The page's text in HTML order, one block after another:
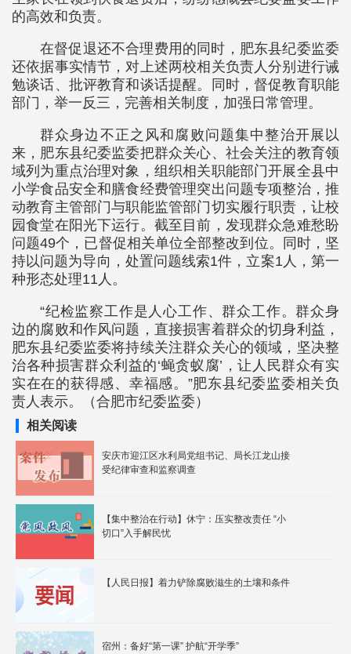
的高效和负责。
在督促退还不合理费用的同时，肥东县纪委监委
还依据事实情节，对上述两校相关负责人分别进行诫
勉谈话、批评教育和谈话提醒。同时，督促教育职能
部门，举一反三，完善相关制度，加强日常管理。
群众身边不正之风和腐败问题集中整治开展以
来，肥东县纪委监委把群众关心、社会关注的教育领
域列为重点治理对象，组织相关职能部门开展全县中
小学食品安全和膳食经费管理突出问题专项整治，推
动教育主管部门与职能监管部门切实履行职责，让校
园食堂在阳光下运行。截至目前，发现群众急难愁盼
问题49个，已督促相关单位全部整改到位。同时，坚
持以问题为导向，处置问题线索1件，立案1人，第一
种形态处理11人。
“纪检监察工作是人心工作、群众工作。群众身
边的腐败和作风问题，直接损害着群众的切身利益，
肥东县纪委监委将持续关注群众关心的领域，坚决整
治各种损害群众利益的‘蝇贪蚁腐’，让人民群众有实
实在在的获得感、幸福感。”肥东县纪委监委相关负
责人表示。（合肥市纪委监委）
相关阅读
安庆市迎江区水利局党组书记、局长江龙山接
受纪律审查和监察调查
【集中整治在行动】休宁：压实整改责任 “小
切口”入手解民忧
【人民日报】着力铲除腐败滋生的土壤和条件
宿州：备好“第一课” 护航“开学季”